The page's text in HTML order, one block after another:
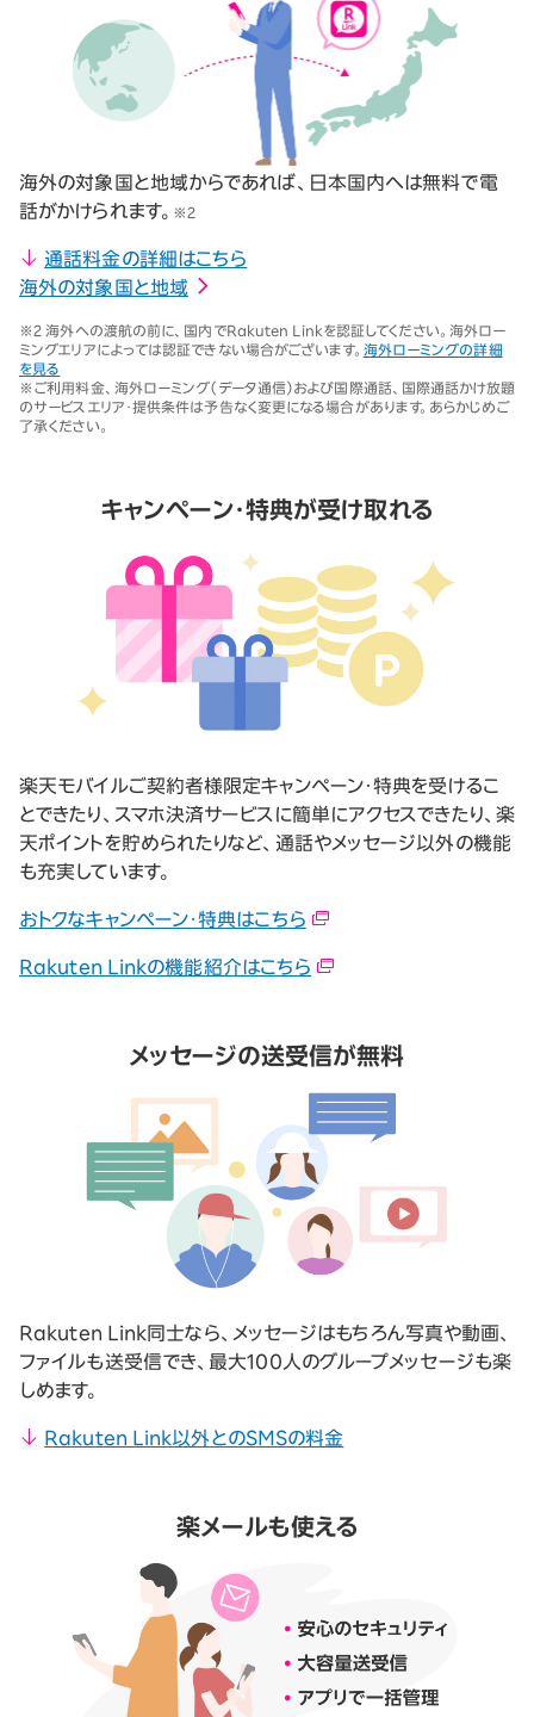
海外の対象国と地域からであれば、日本国内へは無料で電
話がかけられます。 ※2
通話料金の詳細はこちら
海外の対象国と地域
※2 海外への渡航の前に、国内でRakuten Linkを認証してください。海外ロー
ミングエリアによっては認証できない場合がございます。 海外ローミングの詳細
を見る
※ご利用料金、海外ローミング（データ通信）および国際通話、国際通話かけ放題
のサービスエリア・提供条件は予告なく変更になる場合があります。あらかじめご
了承ください。
キャンペーン・特典が受け取れる
楽天モバイルご契約者様限定キャンペーン・特典を受けるこ
とできたり、スマホ決済サービスに簡単にアクセスできたり、楽
天ポイントを貯められたりなど、通話やメッセージ以外の機能
も充実しています。
おトクなキャンペーン・特典はこちら
Rakuten Linkの機能紹介はこちら
メッセージの送受信が無料
Rakuten Link同士なら、メッセージはもちろん写真や動画、
ファイルも送受信でき、最大100人のグループメッセージも楽
しめます。
Rakuten Link以外とのSMSの料金
楽メールも使える